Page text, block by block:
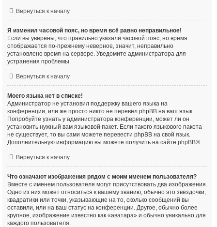
Вернуться к началу
Я изменил часовой пояс, но время всё равно неправильное!
Если вы уверены, что правильно указали часовой пояс, но время
отображается по-прежнему неверное, значит, неправильно
установлено время на сервере. Уведомите администратора для
устранения проблемы.
Вернуться к началу
Моего языка нет в списке!
Администратор не установил поддержку вашего языка на
конференции, или же просто никто не перевёл phpBB на ваш язык.
Попробуйте узнать у администратора конференции, может ли он
установить нужный вам языковой пакет. Если такого языкового пакета
не существует, то вы сами можете перевести phpBB на свой язык.
Дополнительную информацию вы можете получить на сайте phpBB®.
Вернуться к началу
Что означают изображения рядом с моим именем пользователя?
Вместе с именем пользователя могут присутствовать два изображения.
Одно из них может относиться к вашему званию, обычно это звёздочки,
квадратики или точки, указывающие на то, сколько сообщений вы
оставили, или на ваш статус на конференции. Другое, обычно более
крупное, изображение известно как «аватара» и обычно уникально для
каждого пользователя.